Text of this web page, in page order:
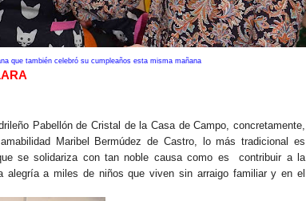
que también celebró su cumpleaños esta misma mañana
Pabellón de Cristal de la Casa de Campo, concretamente,
Maribel Bermúdez de Castro, lo más tradicional es
se solidariza con tan noble causa como es contribuir a la
alegría a miles de niños que viven sin arraigo familiar y en el